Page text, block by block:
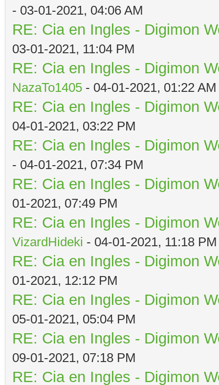
- 03-01-2021, 04:06 AM
RE: Cia en Ingles - Digimon
03-01-2021, 11:04 PM
RE: Cia en Ingles - Digimon
NazaTo1405 - 04-01-2021, 01:22 AM
RE: Cia en Ingles - Digimon
04-01-2021, 03:22 PM
RE: Cia en Ingles - Digimon
- 04-01-2021, 07:34 PM
RE: Cia en Ingles - Digimon
01-2021, 07:49 PM
RE: Cia en Ingles - Digimon
VizardHideki - 04-01-2021, 11:18 PM
RE: Cia en Ingles - Digimon
01-2021, 12:12 PM
RE: Cia en Ingles - Digimon
05-01-2021, 05:04 PM
RE: Cia en Ingles - Digimon
09-01-2021, 07:18 PM
RE: Cia en Ingles - Digimon